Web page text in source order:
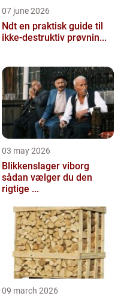
07 june 2026
Ndt en praktisk guide til
ikke-destruktiv prøvnin...
03 may 2026
Blikkenslager viborg
sådan vælger du den
rigtige ...
09 march 2026